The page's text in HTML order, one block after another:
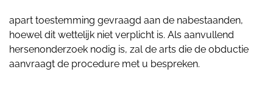
apart toestemming gevraagd aan de nabestaanden,
hoewel dit wettelijk niet verplicht is. Als aanvullend
hersenonderzoek nodig is, zal de arts die de obductie
aanvraagt de procedure met u bespreken.